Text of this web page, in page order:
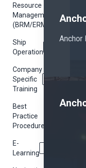
Resource
Management
(BRM/ERM)
Ship
Operation
Company
Specific
Training
Best
Practice
Procedures
E-
Learning
Anchor